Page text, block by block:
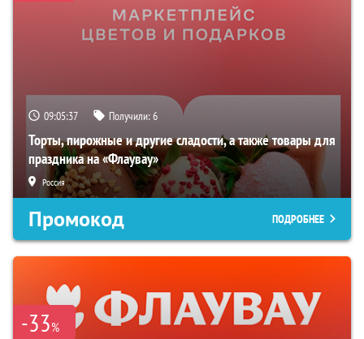
09:05:36 Получили:6
Торты, пирожные и другие сладости, а также товары для
праздника на «Флаувау»
Россия
Промокод ПОДРОБНЕЕ
-33%